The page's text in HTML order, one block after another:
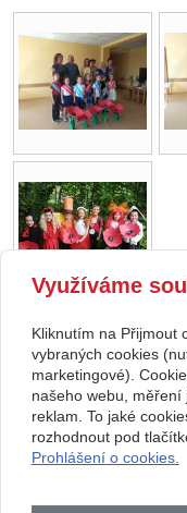
Copyright © 2026 Základní
Mapa
Využíváme
Kliknutím na Přijmout
vybraných cookies
marketingové).
našeho webu,
reklam. To jaké
rozhodnout pod
Prohlášení o cookies.